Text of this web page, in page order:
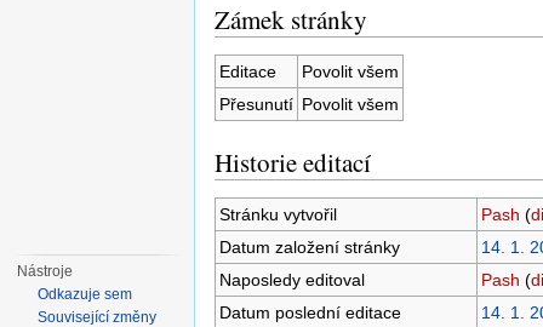
Zámek stránky
Editace
Povolit všem
Přesunutí Povolit všem
Historie editací
Stránku vytvořil Pash (
Datum založení stránky
14. 1.
Naposledy editoval
Pash (
Datum poslední editace
14. 1.
Nástroje
Odkazuje sem
Související změny